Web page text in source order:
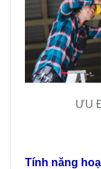
ƯU
Tính năng